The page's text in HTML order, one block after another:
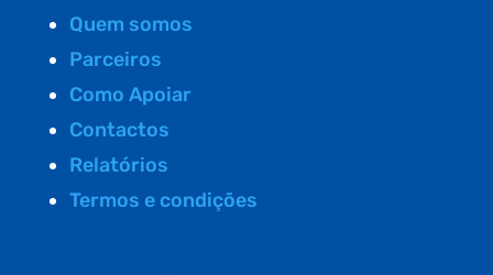
Quem somos
Parceiros
Como Apoiar
Contactos
Relatórios
Termos e condições